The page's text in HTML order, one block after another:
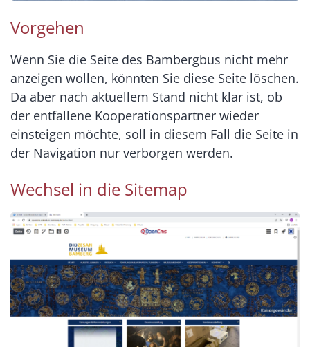
Vorgehen
Wenn Sie die Seite des Bambergbus nicht mehr
anzeigen wollen, könnten Sie diese Seite löschen.
Da aber nach aktuellem Stand nicht klar ist, ob
der entfallene Kooperationspartner wieder
einsteigen möchte, soll in diesem Fall die Seite in
der Navigation nur verborgen werden.
Wechsel in die Sitemap